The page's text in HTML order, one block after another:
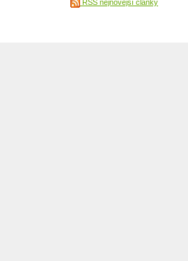
RSS nejnovější články